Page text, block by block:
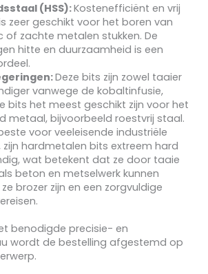
(HSS):Kostenefficiënt en vrij
is zeer geschikt voor het boren van
of zachte metalen stukken. De
hitte en duurzaamheid is een
Deze bits zijn zowel taaier
vanwege de kobaltinfusie,
bits het meest geschikt zijn voor het
metaal, bijvoorbeeld roestvrij staal.
voor veeleisende industriële
hardmetalen bits extreem hard
wat betekent dat ze door taaie
beton en metselwerk kunnen
brozer zijn en een zorgvuldige
benodigde precisie- en
wordt de bestelling afgestemd op